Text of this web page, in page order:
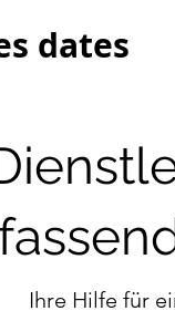
dates
Ihre Hilfe für